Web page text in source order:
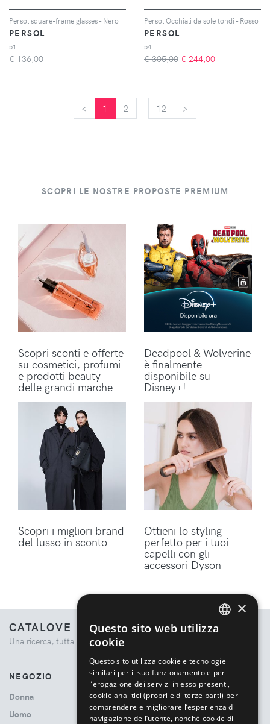
Persol square-frame glasses - Nero
PERSOL
51
€ 136,00
Persol Occhiali da sole tondi - Rosso
PERSOL
54
€ 305,00 € 244,00
< 1 2 ... 12 >
SCOPRI LE NOSTRE PROPOSTE PREMIUM
Scopri sconti e offerte
su cosmetici, profumi
e prodotti beauty
delle grandi marche
Deadpool & Wolverine
è finalmente
disponibile su
Disney+!
Scopri i migliori brand
del lusso in sconto
Ottieni lo styling
perfetto per i tuoi
capelli con gli
accessori Dyson
CATALOVE
Una ricerca, tutta la moda.
NEGOZIO
Donna
Uomo
×
Questo sito web utilizza
cookie
Questo sito utilizza cookie e tecnologie
similari per il suo funzionamento e per
l’erogazione dei servizi in esso presenti,
cookie analitici (propri e di terze parti) per
comprendere e migliorare l’esperienza di
navigazione dell’utente, nonché cookie di